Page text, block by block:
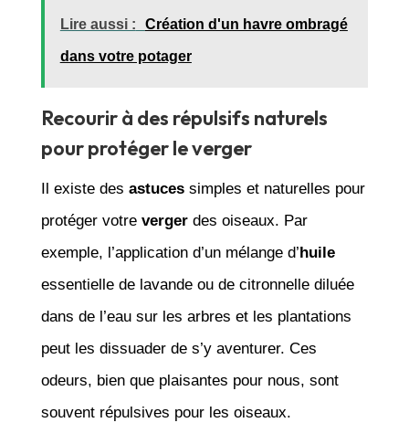
Lire aussi : Création d'un havre ombragé
dans votre potager
Recourir à des répulsifs naturels
pour protéger le verger
Il existe des astucessimples et naturelles pour
protéger votre vergerdes oiseaux. Par
exemple, l’application d’un mélange d’huile
essentielle de lavande ou de citronnelle diluée
dans de l’eau sur les arbres et les plantations
peut les dissuader de s’y aventurer. Ces
odeurs, bien que plaisantes pour nous, sont
souvent répulsives pour les oiseaux.